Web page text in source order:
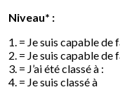
Niveau* :
1. = Je suis capable de
2. = Je suis capable de
3. = J’ai été classé à :
4. = Je suis classé à